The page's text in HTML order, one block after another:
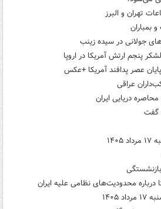
تهران و البرز
بمباران
جولانی در سیده زینب
پنجم ارتش آمریکا در اروپا
عراقی
دریایی ایران
گفت
درباره محدودیت‌های نظامی علیه ایران